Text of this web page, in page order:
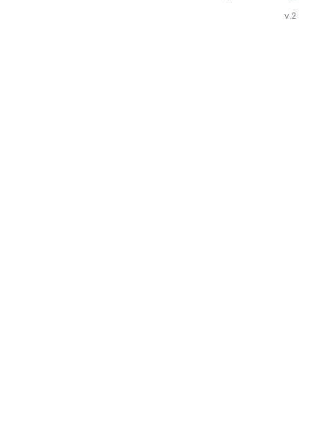
v.2